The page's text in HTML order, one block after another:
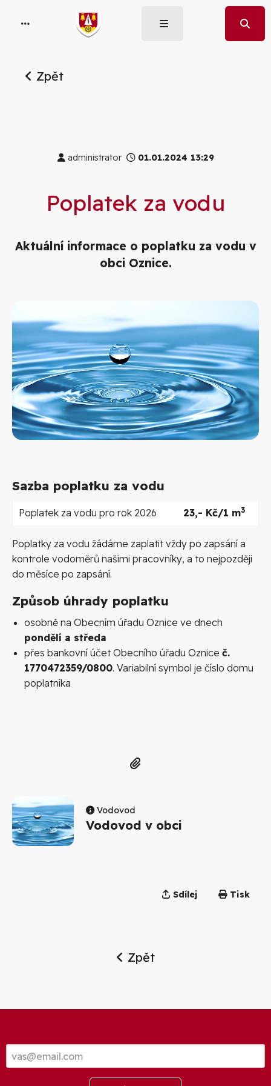
Zpět
administrator 01.01.2024 13:29
Poplatek za vodu
Aktuální informace o poplatku za vodu v
obci Oznice.
Sazba poplatku za vodu
Poplatek za vodu pro rok 2026 23,- Kč/1 m3
Poplatky za vodu žádáme zaplatit vždy po zapsání a
kontrole vodoměrů našimi pracovníky, a to nejpozději
do měsíce po zapsání.
Způsob úhrady poplatku
osobně na Obecním úřadu Oznice ve dnech
pondělí a středa
přes bankovní účet Obecního úřadu Oznice č.
1770472359/0800. Variabilní symbol je číslo domu
poplatníka
Vodovod
Vodovod v obci
Sdílej Tisk
Zpět